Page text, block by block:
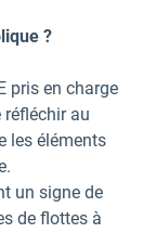
?
pris en charge
au
les éléments
un signe de
de flottes à